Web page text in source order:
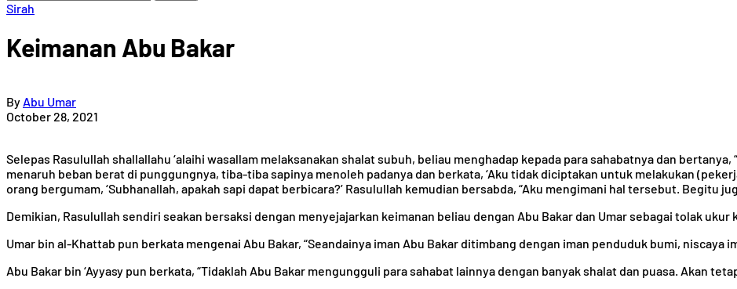
Sirah
Keimanan Abu Bakar
By Abu Umar
October 28, 2021
Selepas Rasulullah shallallahu ‘alaihi wasallam melaksanakan shalat subuh, beliau menghadap kepada para sahabatnya dan
menaruh beban berat di punggungnya, tiba-tiba sapinya menoleh padanya dan berkata, ‘Aku tidak diciptakan untuk melakukan
orang bergumam, ‘Subhanallah, apakah sapi dapat berbicara?’ Rasulullah kemudian bersabda, “Aku mengimani hal tersebut. Begitu
Demikian, Rasulullah sendiri seakan bersaksi dengan menyejajarkan keimanan beliau dengan Abu Bakar dan Umar sebagai tolak ukur
Umar bin al-Khattab pun berkata mengenai Abu Bakar, “Seandainya iman Abu Bakar ditimbang dengan iman penduduk bumi, niscaya
Abu Bakar bin ‘Ayyasy pun berkata, “Tidaklah Abu Bakar mengungguli para sahabat lainnya dengan banyak shalat dan puasa. Akan